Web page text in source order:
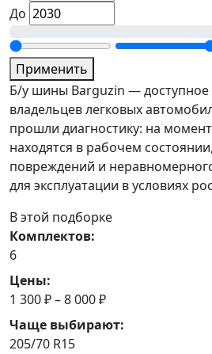
До
Применить
Б/у шины Barguzin —
владельцев легковых
прошли диагностику: на
находятся в рабочем
повреждений и
для эксплуатации в условиях
В этой подборке
Комплектов:
6
Цены:
1 300 ₽ – 8 000 ₽
Чаще выбирают:
205/70 R15